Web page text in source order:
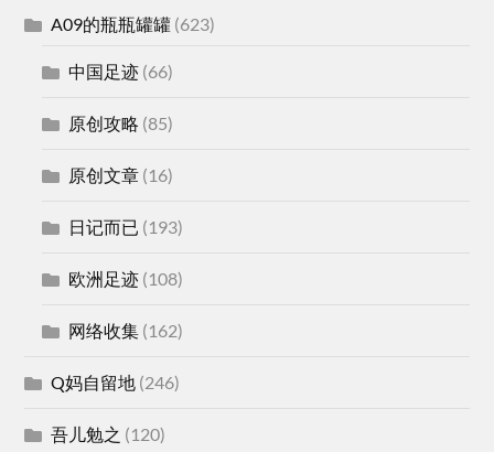
A09的瓶瓶罐罐 (623)
中国足迹 (66)
原创攻略 (85)
原创文章 (16)
日记而已 (193)
欧洲足迹 (108)
网络收集 (162)
Q妈自留地 (246)
吾儿勉之 (120)